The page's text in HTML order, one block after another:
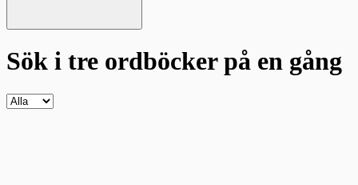
Sök i tre ordböckerpå en gång